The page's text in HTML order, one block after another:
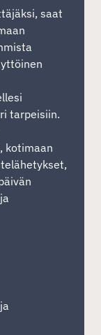
saat
tarpeisiin.
kotimaan